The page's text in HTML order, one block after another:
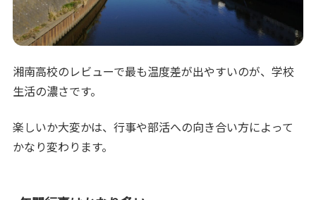
湘南高校のレビューで最も温度差が出やすいのが、学校
生活の濃さです。
楽しいか大変かは、行事や部活への向き合い方によって
かなり変わります。